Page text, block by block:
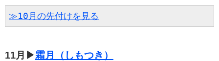
≫10月の先付けを見る
11月▶霜月（しもつき）